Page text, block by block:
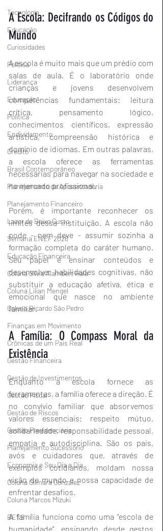
Tecnologia
Educação
Curiosidades
Política
Liderança
Educação
Política
Endividamento
Crédito
Brasil Contemporâneo
Planejamento de Aposentadoria
Planejamento Financeiro
Lazer de Baixo Custo
Semana ENEF 2026
Educação Financeira
Coluna Silvia Alambert Hala
Coluna Lilian Mengel
Coluna Ricardo São Pedro
Finanças em Movimento
Crônicas de um País Real
Gestão Financeira
Gestão de Investimentos
Gestão Fiscal
Gestão de Riscos
Gestão Previdenciária
Planejamento Sucessório
Economia e Seu Dia a Dia
Coluna Gilmara Gonzalez
Coluna Marcos Mizuki
BETS
A Escola: Decifrando os Códigos do
Mundo
A escola é muito mais que um prédio com
salas de aula. É o laboratório onde
crianças e jovens desenvolvem
competências fundamentais: leitura
crítica, pensamento lógico,
conhecimentos científicos, expressão
artística, compreensão histórica e
domínio de idiomas. Em outras palavras,
a escola oferece as ferramentas
necessárias para navegar na sociedade e
no mercado profissional.
Porém, é importante reconhecer os
limites dessa instituição. A escola não
pode - nem deve - assumir sozinha a
formação completa do caráter humano.
Seu papel é ensinar conteúdos e
desenvolver habilidades cognitivas, não
substituir a educação afetiva, ética e
emocional que nasce no ambiente
familiar.
A Família: O Compass Moral da
Existência
Enquanto a escola fornece as
ferramentas, a família oferece a direção. É
no convívio familiar que absorvemos
valores essenciais: respeito mútuo,
solidariedade, responsabilidade pessoal,
empatia e autodisciplina. São os pais,
avós e cuidadores que, através de
exemplos cotidianos, moldam nossa
visão de mundo e nossa capacidade de
enfrentar desafios.
A família funciona como uma "escola de
humanidade", ensinando desde gestos